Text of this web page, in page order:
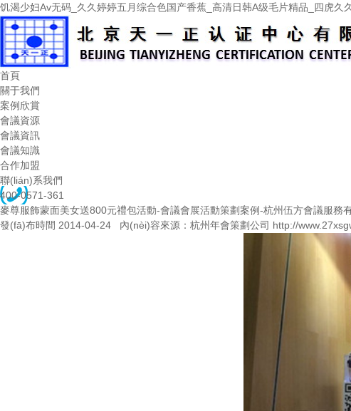
饥渴少妇Av无码_久久婷婷五月综合色国产香蕉_高清日韩A级毛片精品_四虎久
首頁
關于我們
案例欣賞
會議資源
會議資訊
會議知識
合作加盟
聯(lián)系我們
400-0571-361
麥尊服飾蒙面美女送800元禮包活動-會議會展活動策劃案例-杭州伍方會議服務
發(fā)布時間 2014-04-24 內(nèi)容來源：杭州年會策劃公司 http://